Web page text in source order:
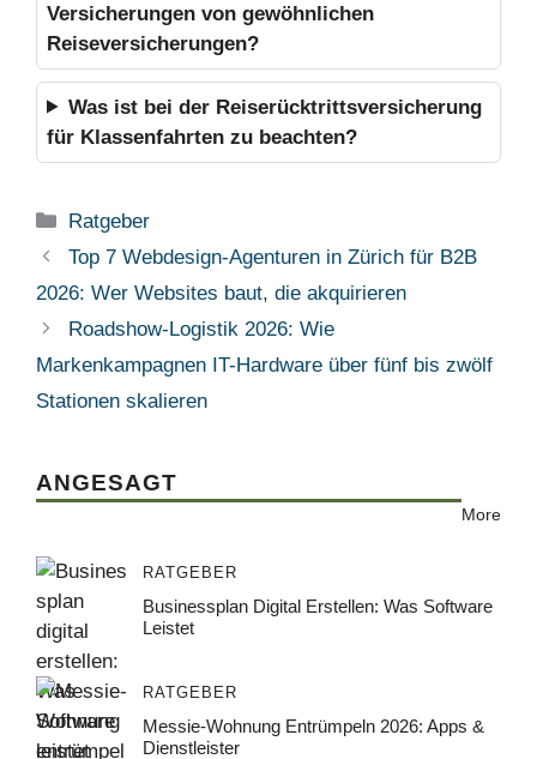
Versicherungen von gewöhnlichen
Reiseversicherungen?
Was ist bei der Reiserücktrittsversicherung
für Klassenfahrten zu beachten?
Kategorien
Ratgeber
Top 7 Webdesign-Agenturen in Zürich für B2B
2026: Wer Websites baut, die akquirieren
Roadshow-Logistik 2026: Wie
Markenkampagnen IT-Hardware über fünf bis zwölf
Stationen skalieren
ANGESAGT
More
RATGEBER
Businessplan Digital Erstellen: Was Software
Leistet
RATGEBER
Messie-Wohnung Entrümpeln 2026: Apps &
Dienstleister